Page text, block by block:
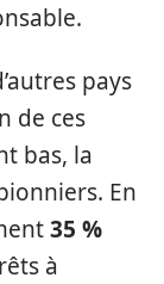
pays
de ces
bas, la
En
35 %
à